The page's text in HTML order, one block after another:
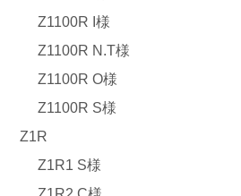
Z1100R I様
Z1100R N.T様
Z1100R O様
Z1100R S様
Z1R
Z1R1 S様